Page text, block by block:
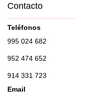
Contacto
Teléfonos
995 024 682
952 474 652
914 331 723
Email